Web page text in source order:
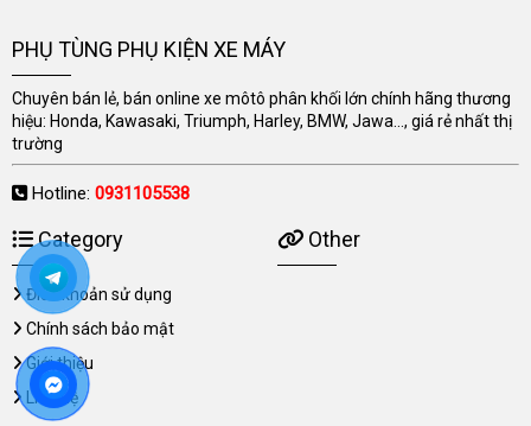
PHỤ TÙNG PHỤ KIỆN XE MÁY
Chuyên bán lẻ, bán online xe môtô phân khối lớn chính hãng thương
hiệu: Honda, Kawasaki, Triumph, Harley, BMW, Jawa..., giá rẻ nhất thị
trường
Hotline: 0931105538
Category
Điều khoản sử dụng
Chính sách bảo mật
Giới thiệu
Liên hệ
Other